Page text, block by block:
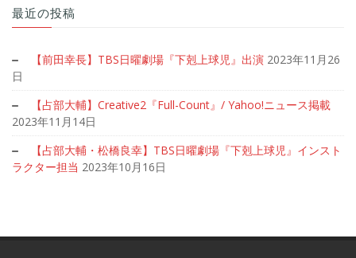
最近の投稿
【前田幸長】TBS日曜劇場『下剋上球児』出演 2023年11月26
日
【占部大輔】Creative2『Full-Count』/ Yahoo!ニュース掲載
2023年11月14日
【占部大輔・松橋良幸】TBS日曜劇場『下剋上球児』インスト
ラクター担当 2023年10月16日